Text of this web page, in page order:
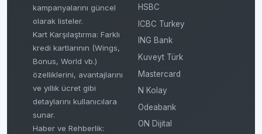
kampanyalarını güncel
olarak listeler.
Kart Karşılaştırma: Farklı
kredi kartlarının (Wings,
Bonus, World vb.)
özelliklerini, avantajlarını
ve yıllık ücret gibi
detaylarını kullanıcılara
sunar.
Haber ve Rehberlik:
HSBC
ICBC Turkey
ING Bank
Kuveyt Türk
Mastercard
N Kolay
Odeabank
ON Dijital